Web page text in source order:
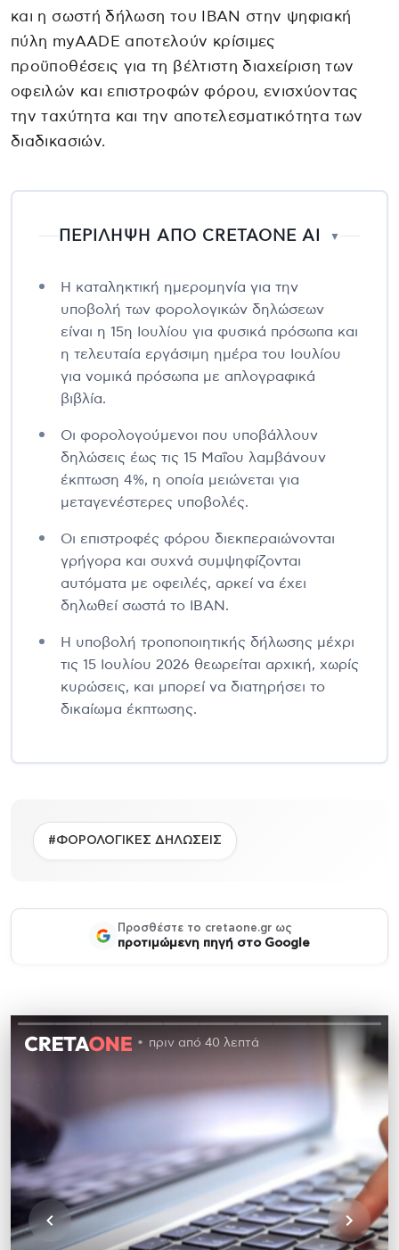
και η σωστή δήλωση του IBAN στην ψηφιακή
πύλη myAADE αποτελούν κρίσιμες
προϋποθέσεις για τη βέλτιστη διαχείριση των
οφειλών και επιστροφών φόρου, ενισχύοντας
την ταχύτητα και την αποτελεσματικότητα των
διαδικασιών.
ΠΕΡΙΛΗΨΗ ΑΠΟ CRETAONE AI ▼
Η καταληκτική ημερομηνία για την
υποβολή των φορολογικών δηλώσεων
είναι η 15η Ιουλίου για φυσικά πρόσωπα και
η τελευταία εργάσιμη ημέρα του Ιουλίου
για νομικά πρόσωπα με απλογραφικά
βιβλία.
Οι φορολογούμενοι που υποβάλλουν
δηλώσεις έως τις 15 Μαΐου λαμβάνουν
έκπτωση 4%, η οποία μειώνεται για
μεταγενέστερες υποβολές.
Οι επιστροφές φόρου διεκπεραιώνονται
γρήγορα και συχνά συμψηφίζονται
αυτόματα με οφειλές, αρκεί να έχει
δηλωθεί σωστά το IBAN.
Η υποβολή τροποποιητικής δήλωσης μέχρι
τις 15 Ιουλίου 2026 θεωρείται αρχική, χωρίς
κυρώσεις, και μπορεί να διατηρήσει το
δικαίωμα έκπτωσης.
#ΦΟΡΟΛΟΓΙΚΕΣ ΔΗΛΩΣΕΙΣ
Προσθέστε το cretaone.gr ως
προτιμώμενη πηγή στο Google
πριν από 40 λεπτά